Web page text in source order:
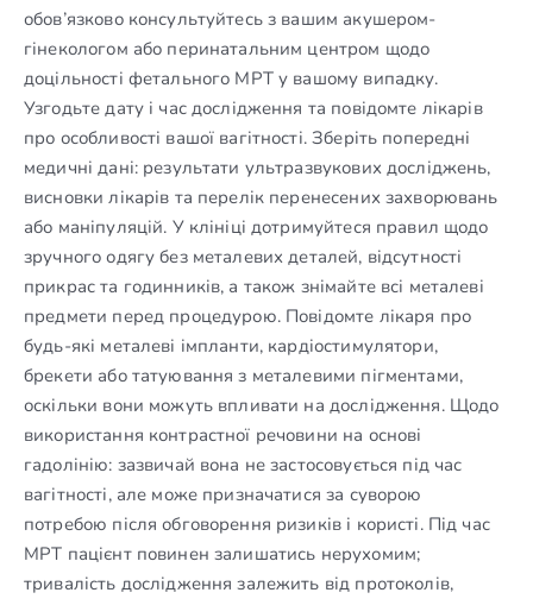
обов’язково консультуйтесь з вашим акушером-
гінекологом або перинатальним центром щодо
доцільності фетального МРТ у вашому випадку.
Узгодьте дату і час дослідження та повідомте лікарів
про особливості вашої вагітності. Зберіть попередні
медичні дані: результати ультразвукових досліджень,
висновки лікарів та перелік перенесених захворювань
або маніпуляцій. У клініці дотримуйтеся правил щодо
зручного одягу без металевих деталей, відсутності
прикрас та годинників, а також знімайте всі металеві
предмети перед процедурою. Повідомте лікаря про
будь-які металеві імпланти, кардіостимулятори,
брекети або татуювання з металевими пігментами,
оскільки вони можуть впливати на дослідження. Щодо
використання контрастної речовини на основі
гадолінію: зазвичай вона не застосовується під час
вагітності, але може призначатися за суворою
потребою після обговорення ризиків і користі. Під час
МРТ пацієнт повинен залишатись нерухомим;
тривалість дослідження залежить від протоколів,